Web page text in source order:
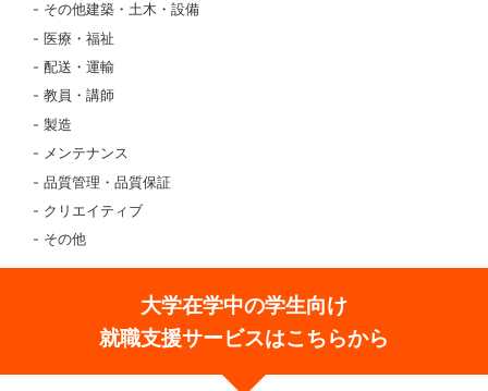
その他建築・土木・設備
医療・福祉
配送・運輸
教員・講師
製造
メンテナンス
品質管理・品質保証
クリエイティブ
その他
大学在学中の学生向け
就職支援サービスはこちらから